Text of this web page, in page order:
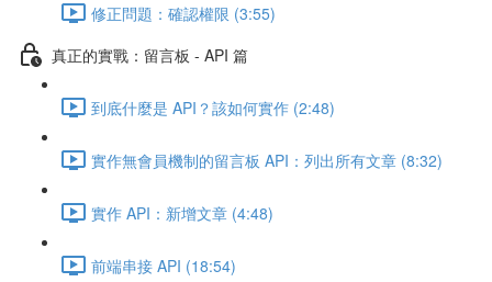
修正問題：確認權限 (3:55)
真正的實戰：留言板 - API 篇
到底什麼是 API？該如何實作 (2:48)
實作無會員機制的留言板 API：列出所有文章 (8:32)
實作 API：新增文章 (4:48)
前端串接 API (18:54)